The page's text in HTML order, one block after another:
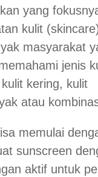
yang
kulit
masyarakat
jenis
kering, kulit
atau
memulai
sunscreen
aktif untuk